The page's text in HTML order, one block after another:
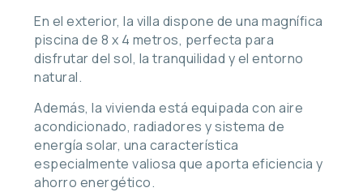
En el exterior, la villa dispone de una magnífica
piscina de 8 x 4 metros, perfecta para
disfrutar del sol, la tranquilidad y el entorno
natural.
Además, la vivienda está equipada con aire
acondicionado, radiadores y sistema de
energía solar, una característica
especialmente valiosa que aporta eficiencia y
ahorro energético.